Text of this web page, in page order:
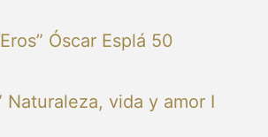
Óscar Esplá 50
Naturaleza, vida y amor I